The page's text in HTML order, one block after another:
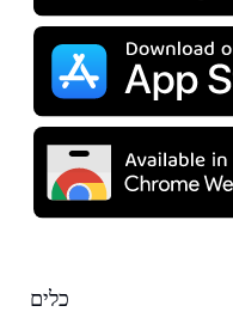
כלים